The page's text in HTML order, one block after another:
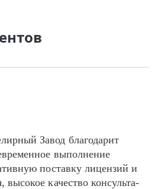
Завод благодарит
выполнение
поставку лицензий и
высокое качество кон­суль­та­